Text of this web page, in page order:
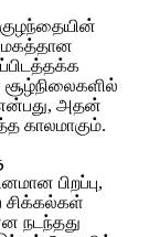
குழந்தையின்
மகத்தான
அதன்
காலமாகும்.
பிறப்பு,
சிக்கல்கள்
நடந்தது